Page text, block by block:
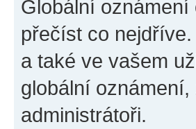
Globální
přečíst co
a také ve vašem
globální
administrátoři.